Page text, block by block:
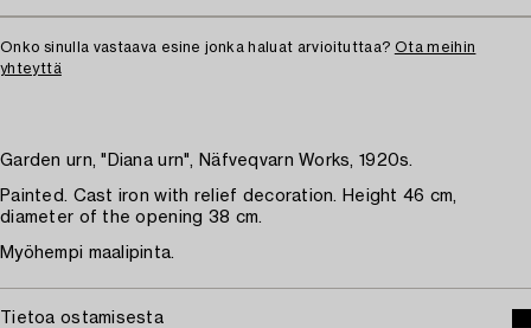
Onko sinulla vastaava esine jonka haluat arvioituttaa? Ota meihin
yhteyttä
Garden urn, "Diana urn", Näfveqvarn Works, 1920s.
Painted. Cast iron with relief decoration. Height 46 cm,
diameter of the opening 38 cm.
Myöhempi maalipinta.
Tietoa ostamisesta